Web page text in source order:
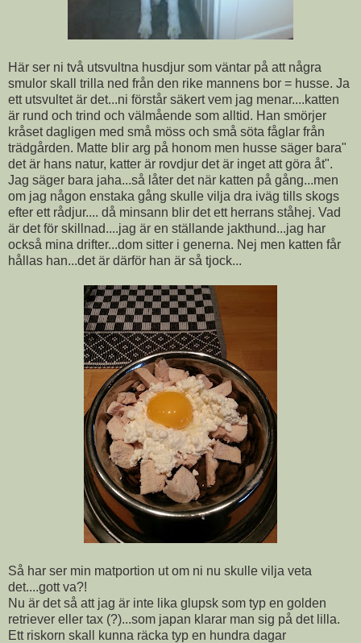
Här ser ni två utsvultna husdjur som väntar på att några
smulor skall trilla ned från den rike mannens bor = husse. Ja
ett utsvultet är det...ni förstår säkert vem jag menar....katten
är rund och trind och välmående som alltid. Han smörjer
kråset dagligen med små möss och små söta fåglar från
trädgården. Matte blir arg på honom men husse säger bara"
det är hans natur, katter är rovdjur det är inget att göra åt".
Jag säger bara jaha...så låter det när katten på gång...men
om jag någon enstaka gång skulle vilja dra iväg tills skogs
efter ett rådjur.... då minsann blir det ett herrans ståhej. Vad
är det för skillnad....jag är en ställande jakthund...jag har
också mina drifter...dom sitter i generna. Nej men katten får
hållas han...det är därför han är så tjock...
Så har ser min matportion ut om ni nu skulle vilja veta
det....gott va?!
Nu är det så att jag är inte lika glupsk som typ en golden
retriever eller tax (?)...som japan klarar man sig på det lilla.
Ett riskorn skall kunna räcka typ en hundra dagar